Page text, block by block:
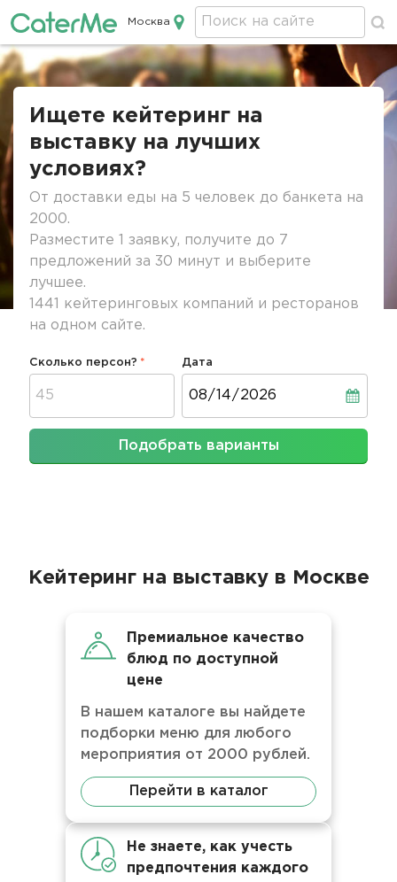
Кейтеринг в Москве
Москва
Строка
Ищете кейтеринг на
выставку на лучших
условиях?
От доставки еды на 5 человек до банкета на
2000.
Разместите 1 заявку, получите до 7
предложений за 30 минут и выберите
лучшее.
1441 кейтеринговых компаний и ресторанов
на одном сайте.
Сколько персон? Дата
Подобрать варианты
Кейтеринг на выставку в Москве
Премиальное качество
блюд по доступной
цене
В нашем каталоге вы найдете
подборки меню для любого
мероприятия от 2000 рублей.
Перейти в каталог
Не знаете, как учесть
предпочтения каждого